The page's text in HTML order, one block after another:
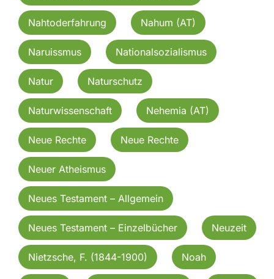
Nahtoderfahrung Nahum (AT)
Naruissmus Nationalsozialismus
Natur Naturschutz
Naturwissenschaft Nehemia (AT)
Neue Rechte Neue Rechte
Neuer Atheismus
Neues Testament – Allgemein
Neues Testament – Einzelbücher Neuzeit
Nietzsche, F. (1844-1900) Noah